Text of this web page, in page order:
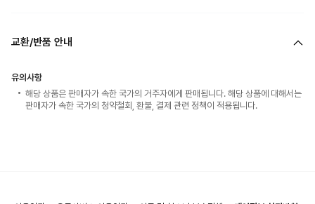
교환/반품 안내
유의사항
해당 상품은 판매자가 속한 국가의 거주자에게 판매됩니다. 해당 상품에 대해서는
판매자가 속한 국가의 청약철회, 환불, 결제 관련 정책이 적용됩니다.